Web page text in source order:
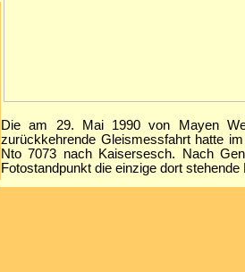
Die am 29. Mai 1990 von Mayen
zurückkehrende Gleismessfahrt hatte
Nto 7073 nach Kaisersesch. Nach
Fotostandpunkt die einzige dort